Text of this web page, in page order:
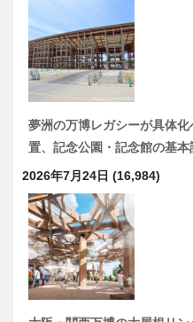
夢洲の万博レガシーが具体
置、記念公園・記念館の基
2026年7月24日 (16,984)